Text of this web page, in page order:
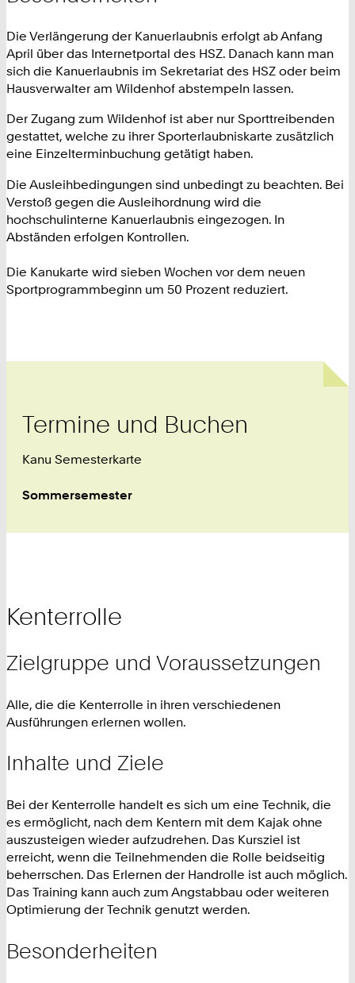
Die Verlängerung der Kanuerlaubnis erfolgt ab Anfang
April über das Internetportal des HSZ. Danach kann man
sich die Kanuerlaubnis im Sekretariat des HSZ oder beim
Hausverwalter am Wildenhof abstempeln lassen.
Der Zugang zum Wildenhof ist aber nur Sporttreibenden
gestattet, welche zu ihrer Sporterlaubniskarte zusätzlich
eine Einzelterminbuchung getätigt haben.
Die Ausleihbedingungen sind unbedingt zu beachten. Bei
Verstoß gegen die Ausleihordnung wird die
hochschulinterne Kanuerlaubnis eingezogen. In
Abständen erfolgen Kontrollen.
Die Kanukarte wird sieben Wochen vor dem neuen
Sportprogrammbeginn um 50 Prozent reduziert.
Termine und Buchen
Kanu Semesterkarte
Sommersemester
Kenterrolle
Zielgruppe und Voraussetzungen
Alle, die die Kenterrolle in ihren verschiedenen
Ausführungen erlernen wollen.
Inhalte und Ziele
Bei der Kenterrolle handelt es sich um eine Technik, die
es ermöglicht, nach dem Kentern mit dem Kajak ohne
auszusteigen wieder aufzudrehen. Das Kursziel ist
erreicht, wenn die Teilnehmenden die Rolle beidseitig
beherrschen. Das Erlernen der Handrolle ist auch möglich.
Das Training kann auch zum Angstabbau oder weiteren
Optimierung der Technik genutzt werden.
Besonderheiten